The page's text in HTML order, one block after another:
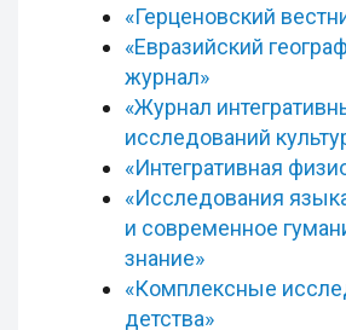
«Герценовский
«Евразийский
журнал»
«Журнал
исследований
«Интегративная
«Исследования
и современное
знание»
«Комплексные
детства»